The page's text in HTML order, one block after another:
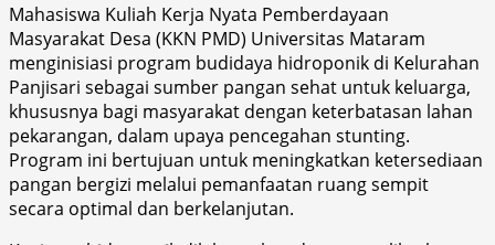
Mahasiswa Kuliah Kerja Nyata Pemberdayaan
Masyarakat Desa (KKN PMD) Universitas Mataram
menginisiasi program budidaya hidroponik di Kelurahan
Panjisari sebagai sumber pangan sehat untuk keluarga,
khususnya bagi masyarakat dengan keterbatasan lahan
pekarangan, dalam upaya pencegahan stunting.
Program ini bertujuan untuk meningkatkan ketersediaan
pangan bergizi melalui pemanfaatan ruang sempit
secara optimal dan berkelanjutan.